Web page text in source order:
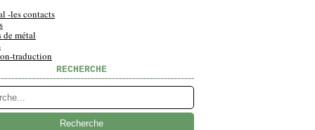
-les contacts
de métal
traduction
RECHERCHE